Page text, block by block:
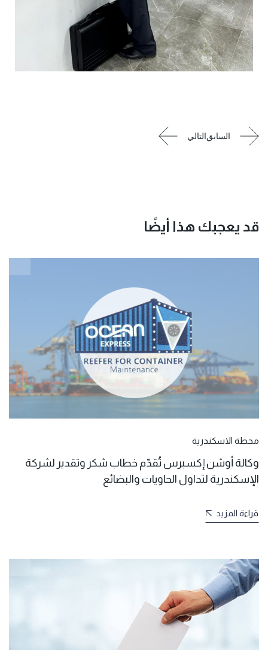
قد يعجبك هذا أيضًا
محطة الاسكندرية
وكالة أوشن إكسبرس تُقدّم خطاب شكر وتقدير لشركة
الإسكندرية لتداول الحاويات والبضائع
قراءة المزيد